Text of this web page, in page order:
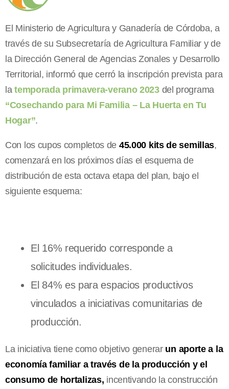
El Ministerio de Agricultura y Ganadería de Córdoba, a
través de su Subsecretaría de Agricultura Familiar y de
la Dirección General de Agencias Zonales y Desarrollo
Territorial, informó que cerró la inscripción prevista para
latemporada primavera-verano 2023del programa
“Cosechando para Mi Familia – La Huerta en Tu
Hogar”.
Con los cupos completos de 45.000 kits de semillas,
comenzará en los próximos días el esquema de
distribución de esta octava etapa del plan, bajo el
siguiente esquema:
El 16% requerido corresponde a
solicitudes individuales.
El 84% es para espacios productivos
vinculados a iniciativas comunitarias de
producción.
La iniciativa tiene como objetivo generar un aporte a la
economía familiar a través de la producción y el
consumo de hortalizas, incentivando la construcción